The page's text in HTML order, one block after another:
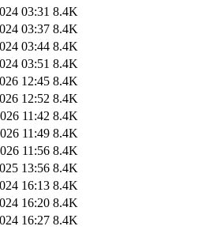
03:31 8.4K
03:37 8.4K
03:44 8.4K
03:51 8.4K
12:45 8.4K
12:52 8.4K
11:42 8.4K
11:49 8.4K
11:56 8.4K
13:56 8.4K
16:13 8.4K
16:20 8.4K
16:27 8.4K